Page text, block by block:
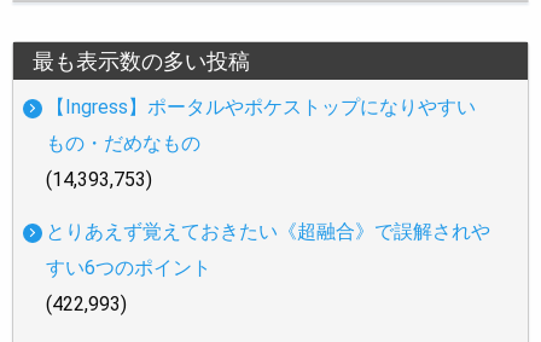
最も表示数の多い投稿
【Ingress】ポータルやポケストップになりやすい
もの・だめなもの
(14,393,753)
とりあえず覚えておきたい《超融合》で誤解されや
すい6つのポイント
(422,993)